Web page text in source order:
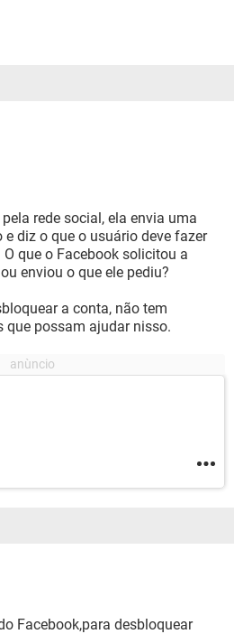
rede social, ela envia uma
diz o que o usuário deve fazer
que o Facebook solicitou a
enviou o que ele pediu?
a conta, não tem
que possam ajudar nisso.
Facebook,para desbloquear